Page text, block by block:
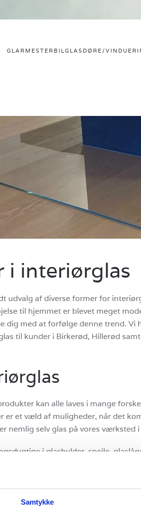
Samtykke
GLARMESTER BILGLAS DØRE/VINDUER
i interiørglas
udvalg af diverse former for
til hjemmet er blevet meget
dig med at forfølge denne trend. Vi
til kunder i Birkerød, Hillerød
kan alle laves i mange
er et væld af muligheder, når det
nemlig selv glas på vores værksted
i glashylder, spejle,
Stænkplader i glas har
år og har erstattet stænkpladerne
Stænkpladerne er populære i
i specielle farver, hvis det